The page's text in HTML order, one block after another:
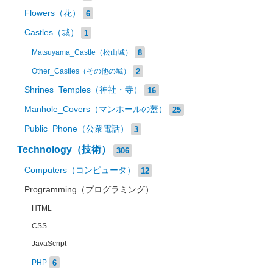
Flowers（花） 6
Castles（城） 1
Matsuyama_Castle（松山城） 8
Other_Castles（その他の城） 2
Shrines_Temples（神社・寺） 16
Manhole_Covers（マンホールの蓋） 25
Public_Phone（公衆電話） 3
Technology（技術） 306
Computers（コンピュータ） 12
Programming（プログラミング）
HTML
CSS
JavaScript
PHP 6